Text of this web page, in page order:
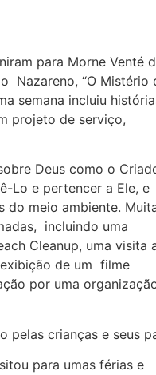
para Morne Venté
Nazareno, “O Mistério
semana incluiu
projeto de serviço,
Deus como o
Lo e pertencer a Ele, e
do meio ambiente.
incluindo uma
Cleanup, uma visita
de um filme
por uma
pelas crianças e seus
para umas férias e